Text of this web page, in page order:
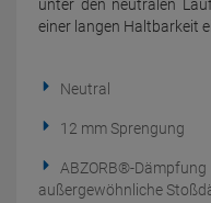
unter den neutralen
einer langen Haltbarkeit
Neutral
12 mm Sprengung
ABZORB®-
außergewöhnliche